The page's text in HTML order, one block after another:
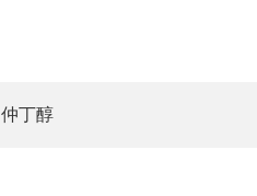
仲丁醇